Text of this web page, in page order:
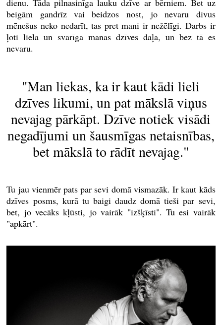
dienu. Tāda pilnasinīga lauku dzīve ar bērniem. Bet uz
beigām gandrīz vai beidzos nost, jo nevaru divus
mēnešus neko nedarīt, tas pret mani ir nežēlīgi. Darbs ir
ļoti liela un svarīga manas dzīves daļa, un bez tā es
nevaru.
"Man liekas, ka ir kaut kādi lieli
dzīves likumi, un pat mākslā viņus
nevajag pārkāpt. Dzīve notiek visādi
negadījumi un šausmīgas netaisnības,
bet mākslā to rādīt nevajag."
Tu jau vienmēr pats par sevi domā vismazāk. Ir kaut kāds
dzīves posms, kurā tu baigi daudz domā tieši par sevi,
bet, jo vecāks kļūsti, jo vairāk "izšķīsti". Tu esi vairāk
"apkārt".